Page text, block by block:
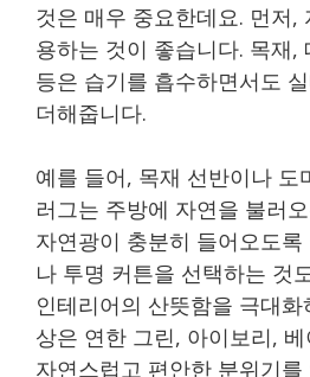
것은 매우 중요한데요. 먼저,
용하는 것이 좋습니다. 목재,
등은 습기를 흡수하면서도
더해줍니다.
예를 들어, 목재 선반이나 도
러그는 주방에 자연을 불러
자연광이 충분히 들어오도
나 투명 커튼을 선택하는 것
인테리어의 산뜻함을 극대
상은 연한 그린, 아이보리,
자연스럽고 편안한 분위기를